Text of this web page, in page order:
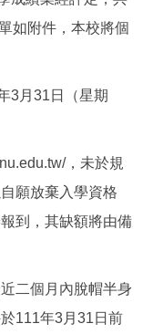
如附件，本校將個
3月31日（星期
，未於規
願放棄入學資格
到，其缺額將由備
二個月內脫帽半身
111年3月31日前